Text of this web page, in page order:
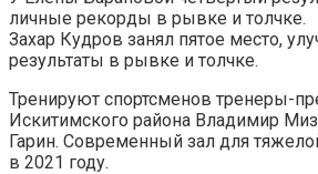
личные рекорды в рывке и толчке.
Захар Кудров занял пятое место,
результаты в рывке и толчке.
Тренируют спортсменов тренеры-
Искитимского района Владимир
Гарин. Современный зал для
в 2021 году.